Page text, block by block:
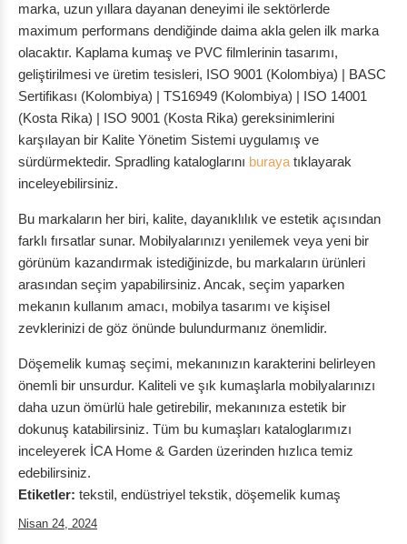
marka, uzun yıllara dayanan deneyimi ile sektörlerde
maximum performans dendiğinde daima akla gelen ilk marka
olacaktır. Kaplama kumaş ve PVC filmlerinin tasarımı,
geliştirilmesi ve üretim tesisleri, ISO 9001 (Kolombiya) | BASC
Sertifikası (Kolombiya) | TS16949 (Kolombiya) | ISO 14001
(Kosta Rika) | ISO 9001 (Kosta Rika) gereksinimlerini
karşılayan bir Kalite Yönetim Sistemi uygulamış ve
sürdürmektedir. Spradling kataloglarını buraya tıklayarak
inceleyebilirsiniz.
Bu markaların her biri, kalite, dayanıklılık ve estetik açısından
farklı fırsatlar sunar. Mobilyalarınızı yenilemek veya yeni bir
görünüm kazandırmak istediğinizde, bu markaların ürünleri
arasından seçim yapabilirsiniz. Ancak, seçim yaparken
mekanın kullanım amacı, mobilya tasarımı ve kişisel
zevklerinizi de göz önünde bulundurmanız önemlidir.
Döşemelik kumaş seçimi, mekanınızın karakterini belirleyen
önemli bir unsurdur. Kaliteli ve şık kumaşlarla mobilyalarınızı
daha uzun ömürlü hale getirebilir, mekanınıza estetik bir
dokunuş katabilirsiniz. Tüm bu kumaşları kataloglarımızı
inceleyerek İCA Home & Garden üzerinden hızlıca temiz
edebilirsiniz.
Etiketler: tekstil, endüstriyel tekstik, döşemelik kumaş
Nisan 24, 2024